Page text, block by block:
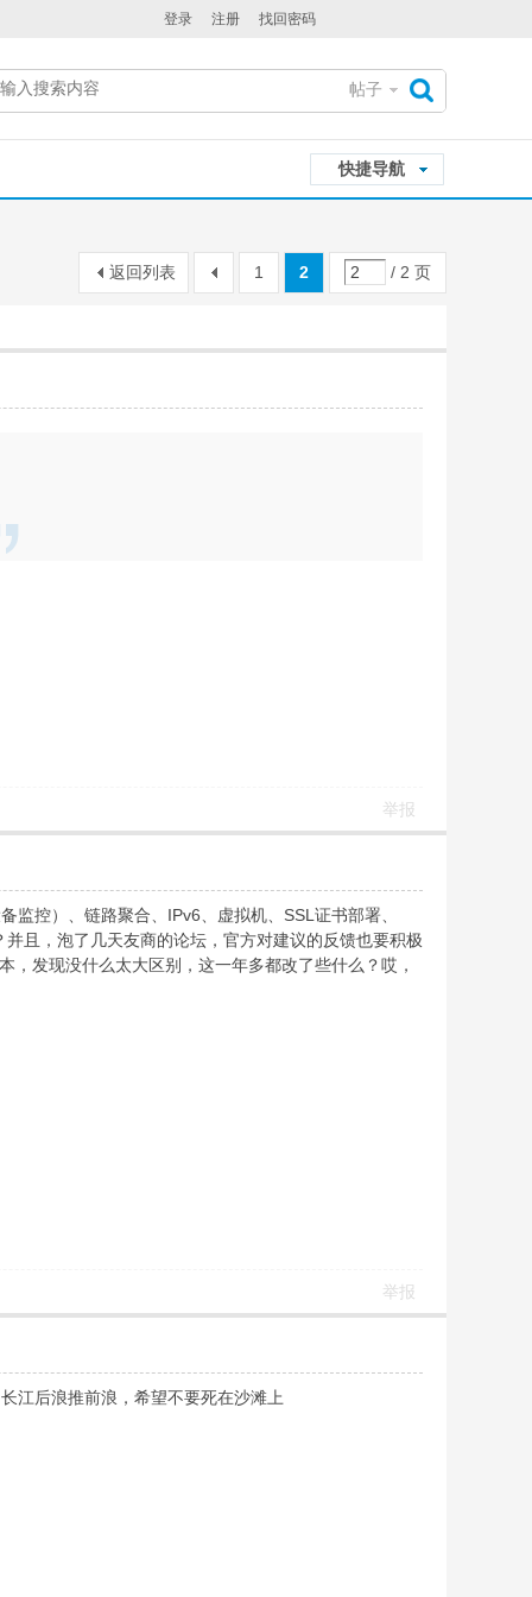
登录 注册 找回密码
帖子
快捷导航
1 2 / 2 页
返回列表
举报
控）、链路聚合、IPv6、虚拟机、SSL证书部署、
且，泡了几天友商的论坛，官方对建议的反馈也要积极
发现没什么太大区别，这一年多都改了些什么？哎，
举报
江后浪推前浪，希望不要死在沙滩上